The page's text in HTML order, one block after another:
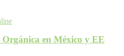
en México y EE